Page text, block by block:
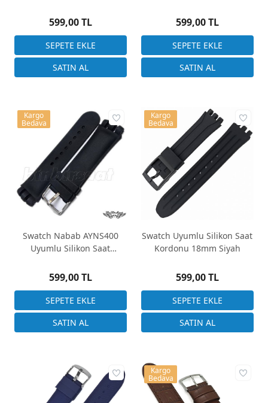
599,00 TL 599,00 TL
Swatch Nabab AYNS400
Uyumlu Silikon Saat
599,00 TL
Kargo
Bedava
Swatch Uyumlu Silikon Saat
Kordonu 18mm Siyah
599,00 TL
Kargo
Bedava
Kargo
Bedava